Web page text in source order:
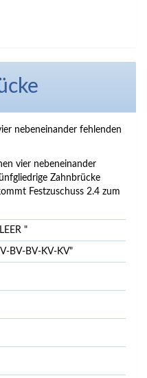
nebeneinander fehlenden
vier nebeneinander
Zahnbrücke
Festzuschuss 2.4 zum
"
BV-BV-KV-KV"